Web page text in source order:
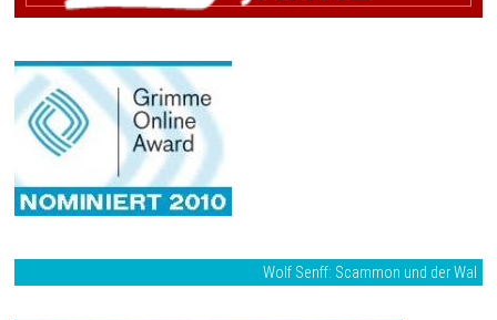
Wolf Senff: Scammon und der Wal